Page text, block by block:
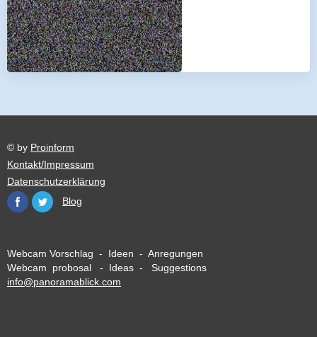
© by Proinform
Kontakt/Impressum
Datenschutzerklärung
Blog
Webcam Vorschlag - Ideen - Anregungen
Webcam probosal - Ideas - Suggestions
info@panoramablick.com